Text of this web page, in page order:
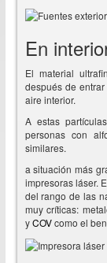
En
El material
después de
aire interior.
A estas
personas con
similares.
a situación más
impresoras láser.
del rango de las
muy críticas:
yCOVcomo el